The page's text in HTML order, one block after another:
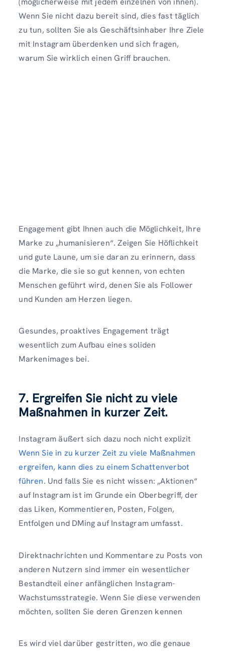
Wenn Sie nicht dazu bereit sind, dies fast täglich
zu tun, sollten Sie als Geschäftsinhaber Ihre Ziele
mit Instagram überdenken und sich fragen,
warum Sie wirklich einen Griff brauchen.
Engagement gibt Ihnen auch die Möglichkeit, Ihre
Marke zu „humanisieren“. Zeigen Sie Höflichkeit
und gute Laune, um sie daran zu erinnern, dass
die Marke, die sie so gut kennen, von echten
Menschen geführt wird, denen Sie als Follower
und Kunden am Herzen liegen.
Gesundes, proaktives Engagement trägt
wesentlich zum Aufbau eines soliden
Markenimages bei.
7. Ergreifen Sie nicht zu viele
Maßnahmen in kurzer Zeit.
Instagram äußert sich dazu noch nicht explizit
Wenn Sie in zu kurzer Zeit zu viele Maßnahmen
ergreifen, kann dies zu einem Schattenverbot
führen. Und falls Sie es nicht wissen: „Aktionen“
auf Instagram ist im Grunde ein Oberbegriff, der
das Liken, Kommentieren, Posten, Folgen,
Entfolgen und DMing auf Instagram umfasst.
Direktnachrichten und Kommentare zu Posts von
anderen Nutzern sind immer ein wesentlicher
Bestandteil einer anfänglichen Instagram-
Wachstumsstrategie. Wenn Sie diese verwenden
möchten, sollten Sie deren Grenzen kennen
Es wird viel darüber gestritten, wo die genaue